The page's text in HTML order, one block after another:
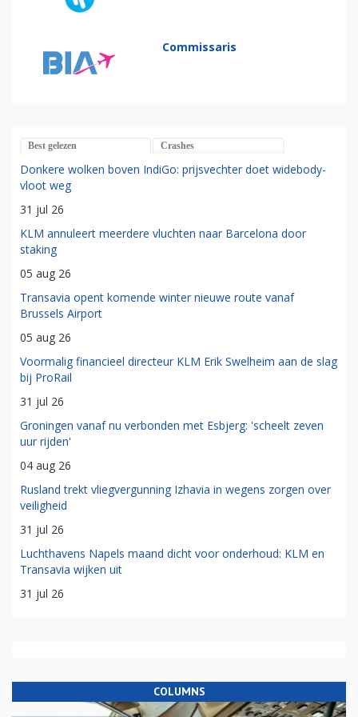
Commissaris
Best gelezen Crashes
Donkere wolken boven IndiGo: prijsvechter doet widebody-
vloot weg
31 jul 26
KLM annuleert meerdere vluchten naar Barcelona door
staking
05 aug 26
Transavia opent komende winter nieuwe route vanaf
Brussels Airport
05 aug 26
Voormalig financieel directeur KLM Erik Swelheim aan de slag
bij ProRail
31 jul 26
Groningen vanaf nu verbonden met Esbjerg: 'scheelt zeven
uur rijden'
04 aug 26
Rusland trekt vliegvergunning Izhavia in wegens zorgen over
veiligheid
31 jul 26
Luchthavens Napels maand dicht voor onderhoud: KLM en
Transavia wijken uit
31 jul 26
COLUMNS